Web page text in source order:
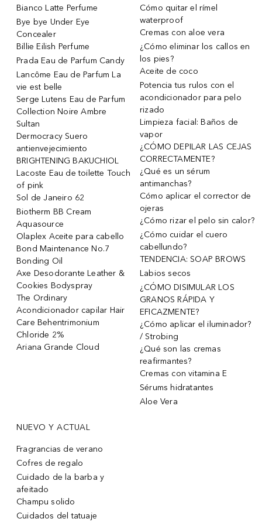
Bianco Latte Perfume
Bye bye Under Eye
Concealer
Billie Eilish Perfume
Prada Eau de Parfum Candy
Lancôme Eau de Parfum La
vie est belle
Serge Lutens Eau de Parfum
Collection Noire Ambre
Sultan
Dermocracy Suero
antienvejecimiento
BRIGHTENING BAKUCHIOL
Lacoste Eau de toilette Touch
of pink
Sol de Janeiro 62
Biotherm BB Cream
Aquasource
Olaplex Aceite para cabello
Bond Maintenance No.7
Bonding Oil
Axe Desodorante Leather &
Cookies Bodyspray
The Ordinary
Acondicionador capilar Hair
Care Behentrimonium
Chloride 2%
Ariana Grande Cloud
Cómo quitar el rímel
waterproof
Cremas con aloe vera
¿Cómo eliminar los callos en
los pies?
Aceite de coco
Potencia tus rulos con el
acondicionador para pelo
rizado
Limpieza facial: Baños de
vapor
¿CÓMO DEPILAR LAS CEJAS
CORRECTAMENTE?
¿Qué es un sérum
antimanchas?
Cómo aplicar el corrector de
ojeras
¿Cómo rizar el pelo sin calor?
¿Cómo cuidar el cuero
cabellundo?
TENDENCIA: SOAP BROWS
Labios secos
¿CÓMO DISIMULAR LOS
GRANOS RÁPIDA Y
EFICAZMENTE?
¿Cómo aplicar el iluminador?
/ Strobing
¿Qué son las cremas
reafirmantes?
Cremas con vitamina E
Sérums hidratantes
Aloe Vera
NUEVO Y ACTUAL
Fragrancias de verano
Cofres de regalo
Cuidado de la barba y
afeitado
Champu solido
Cuidados del tatuaje